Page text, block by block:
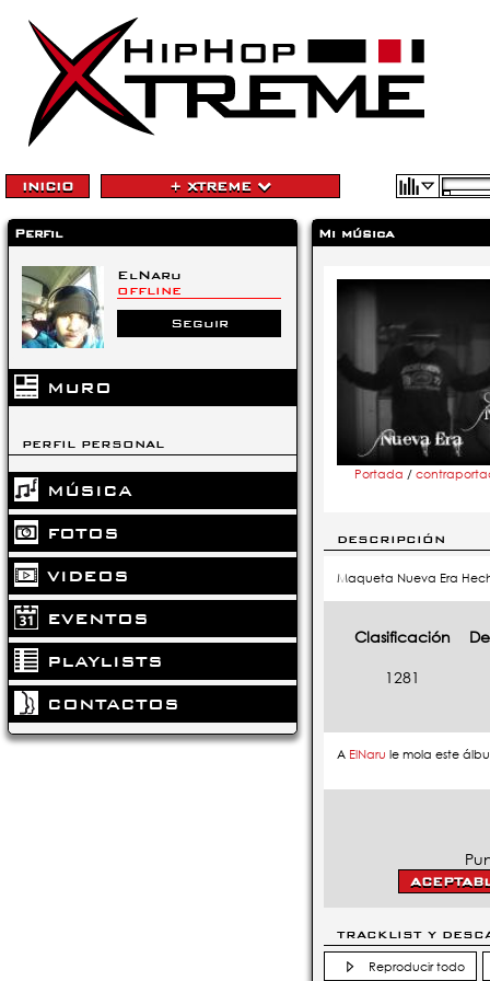
INICIO + XTREME
Perfil
ElNaru
OFFLINE
Seguir
MURO
PERFIL PERSONAL
MÚSICA
FOTOS
VIDEOS
EVENTOS
PLAYLISTS
CONTACTOS
Mi música
Portada /
DESCRIPCIÓN
Maqueta Nueva Era
Clasificación
1281
A ElNaru le mola este
TRACKLIST Y
Reproducir todo